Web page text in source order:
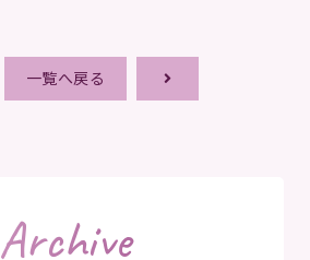
一覧へ戻る
Archive